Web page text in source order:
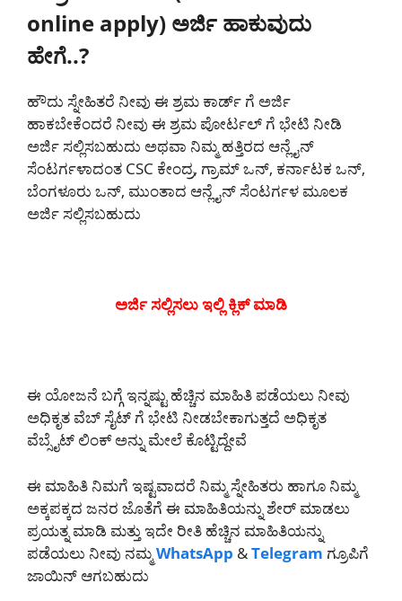
online apply) ಅರ್ಜಿ ಹಾಕುವುದು
ಹೇಗೆ..?
ಹೌದು ಸ್ನೇಹಿತರೆ ನೀವು ಈ ಶ್ರಮ ಕಾರ್ಡ್ ಗೆ ಅರ್ಜಿ
ಹಾಕಬೇಕೆಂದರೆ ನೀವು ಈ ಶ್ರಮ ಪೋರ್ಟಲ್ ಗೆ ಭೇಟಿ ನೀಡಿ
ಅರ್ಜಿ ಸಲ್ಲಿಸಬಹುದು ಅಥವಾ ನಿಮ್ಮ ಹತ್ತಿರದ ಆನ್ಲೈನ್
ಸೆಂಟರ್ಗಳಾದಂತ CSC ಕೇಂದ್ರ, ಗ್ರಾಮ್ ಒನ್, ಕರ್ನಾಟಕ ಒನ್,
ಬೆಂಗಳೂರು ಒನ್, ಮುಂತಾದ ಆನ್ಲೈನ್ ಸೆಂಟರ್ಗಳ ಮೂಲಕ
ಅರ್ಜಿ ಸಲ್ಲಿಸಬಹುದು
ಅರ್ಜಿ ಸಲ್ಲಿಸಲು ಇಲ್ಲಿ ಕ್ಲಿಕ್ ಮಾಡಿ
ಈ ಯೋಜನೆ ಬಗ್ಗೆ ಇನ್ನಷ್ಟು ಹೆಚ್ಚಿನ ಮಾಹಿತಿ ಪಡೆಯಲು ನೀವು
ಅಧಿಕೃತ ವೆಬ್ ಸೈಟ್ ಗೆ ಭೇಟಿ ನೀಡಬೇಕಾಗುತ್ತದೆ ಅಧಿಕೃತ
ವೆಬ್ಸೈಟ್ ಲಿಂಕ್ ಅನ್ನು ಮೇಲೆ ಕೊಟ್ಟಿದ್ದೇವೆ
ಈ ಮಾಹಿತಿ ನಿಮಗೆ ಇಷ್ಟವಾದರೆ ನಿಮ್ಮ ಸ್ನೇಹಿತರು ಹಾಗೂ ನಿಮ್ಮ
ಅಕ್ಕಪಕ್ಕದ ಜನರ ಜೊತೆಗೆ ಈ ಮಾಹಿತಿಯನ್ನು ಶೇರ್ ಮಾಡಲು
ಪ್ರಯತ್ನ ಮಾಡಿ ಮತ್ತು ಇದೇ ರೀತಿ ಹೆಚ್ಚಿನ ಮಾಹಿತಿಯನ್ನು
ಪಡೆಯಲು ನೀವು ನಮ್ಮWhatsApp &Telegram ಗ್ರೂಪಿಗೆ
ಜಾಯಿನ್ ಆಗಬಹುದು